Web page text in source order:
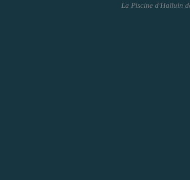
La Piscine d'Halluin